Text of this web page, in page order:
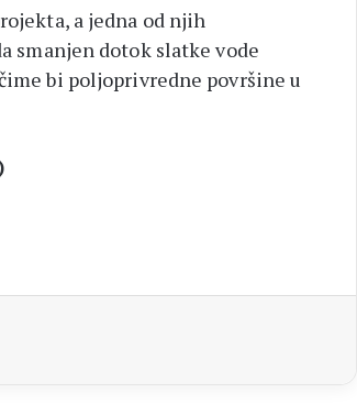
a jedna od njih
smanjen dotok slatke vode
bi poljoprivredne površine u